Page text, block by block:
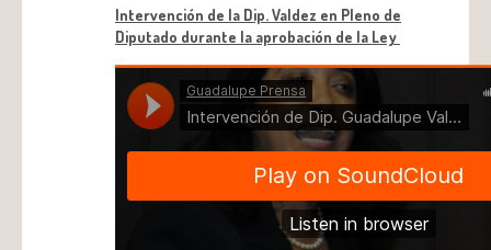
Intervención de la Dip. Valdez en Pleno de
Diputado durante la aprobación de la Ley